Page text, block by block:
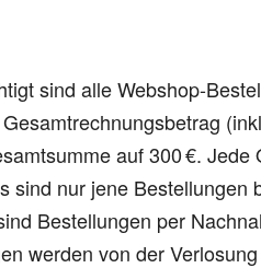
sind alle Webshop-
auf 300 €.
sind nur jene
Bestellungen per
werden von der